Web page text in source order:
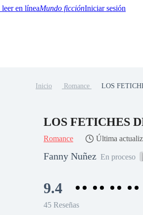
Mundo ficciónIniciar sesión
Inicio Romance LOS
LOS FETICHES
Romance Última
Fanny Nuñez En proceso
9.4
45 Reseñas